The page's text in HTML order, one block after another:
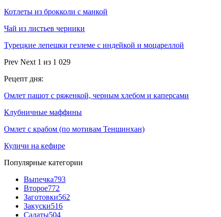
Котлеты из брокколи с манкой
Чай из листьев черники
Турецкие лепешки гезлеме с индейкой и моцареллой
Prev Next 1 из 1 029
Рецепт дня:
Омлет пашот с ряженкой, черным хлебом и каперсами
Клубничные маффины
Омлет с крабом (по мотивам Теншинхан)
Куличи на кефире
Популярные категории
Выпечка793
Второе772
Заготовки562
Закуски516
Салаты504